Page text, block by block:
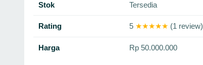
Stok Tersedia
Rating 5 ★★★★★ (1 review)
Harga Rp 50.000.000